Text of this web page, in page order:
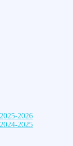
2026
2025